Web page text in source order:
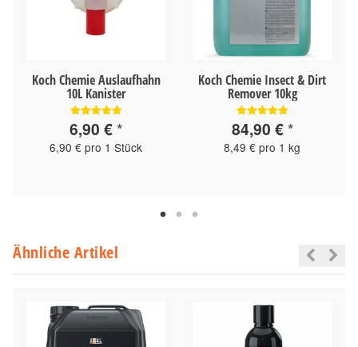
Koch Chemie Auslaufhahn
10L Kanister
6,90 €*
6,90 € pro 1 Stück
Koch Chemie Insect & Dirt
Remover 10kg
84,90 €*
8,49 € pro 1 kg
Ähnliche Artikel